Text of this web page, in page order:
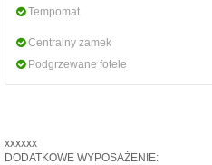
Tempomat
Centralny zamek
Podgrzewane fotele
xxxxxx
DODATKOWE WYPOSAŻENIE: